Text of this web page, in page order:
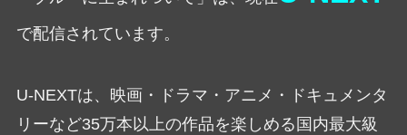
で配信されています。
U-NEXTは、映画・ドラマ・アニメ・ドキュメンタ
リーなど35万本以上の作品を楽しめる国内最大級